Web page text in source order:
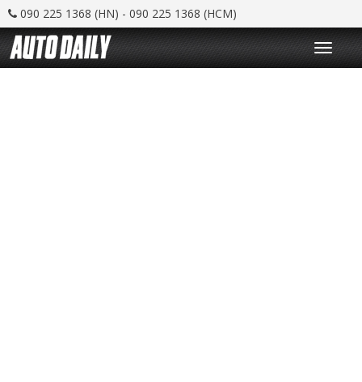
090 225 1368 (HN) - 090 225 1368 (HCM)
T
o
g